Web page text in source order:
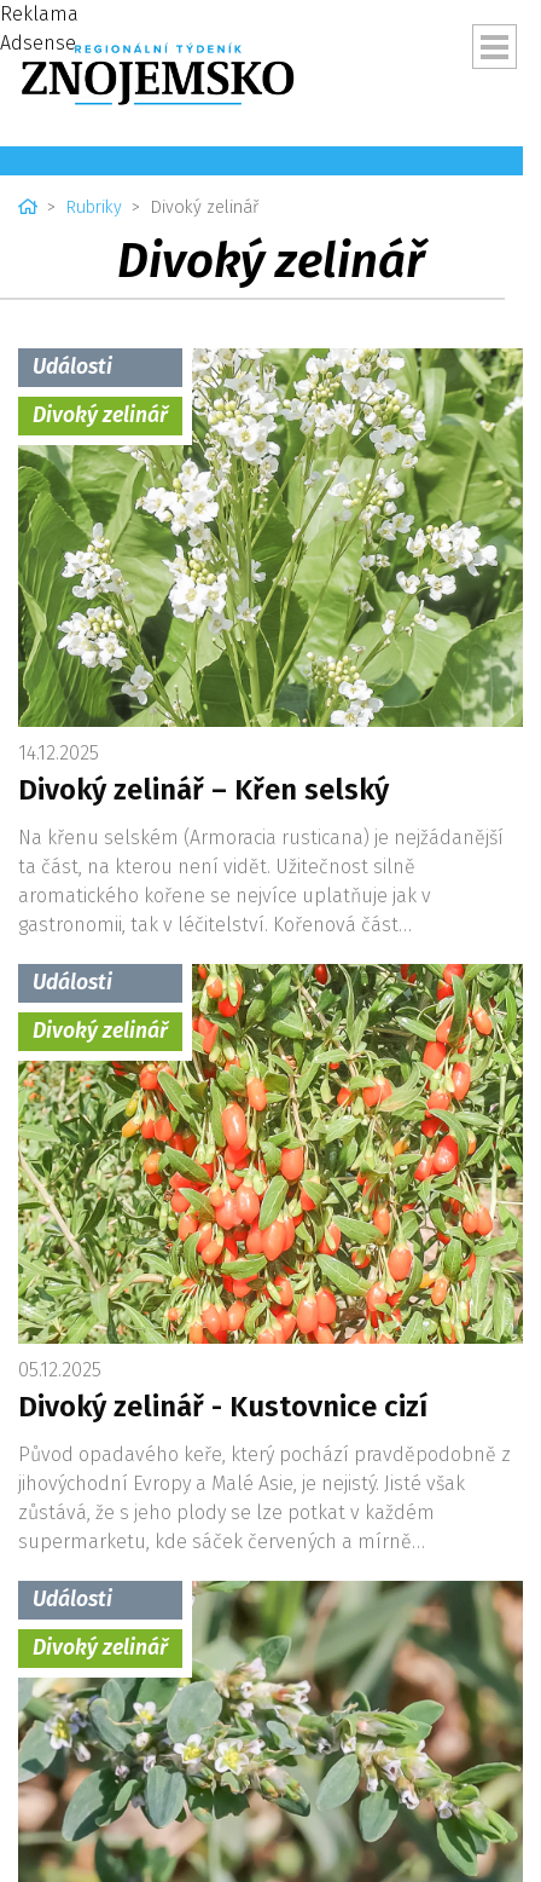
Reklama
Adsense
HomeRubriky Divoký zelinář
Divoký zelinář
Události
Divoký zelinář
14.12.2025
Divoký zelinář – Křen selský
Na křenu selském (Armoracia rusticana) je nejžádanější
ta část, na kterou není vidět. Užitečnost silně
aromatického kořene se nejvíce uplatňuje jak v
gastronomii, tak v léčitelství. Kořenová část…
Události
Divoký zelinář
05.12.2025
Divoký zelinář - Kustovnice cizí
Původ opadavého keře, který pochází pravděpodobně z
jihovýchodní Evropy a Malé Asie, je nejistý. Jisté však
zůstává, že s jeho plody se lze potkat v každém
supermarketu, kde sáček červených a mírně…
Události
Divoký zelinář